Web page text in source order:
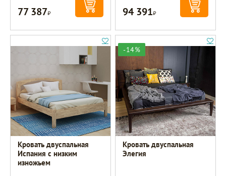
77 387Р 94 391Р
Кровать двуспальная
Испания с низким
изножьем
-14%
Кровать двуспальная
Элегия